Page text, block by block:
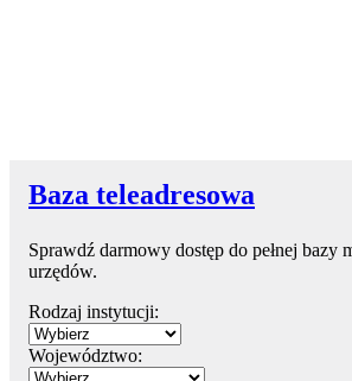
Baza teleadresowa
Sprawdź darmowy dostęp do pełnej bazy
urzędów.
Rodzaj instytucji:
Województwo: